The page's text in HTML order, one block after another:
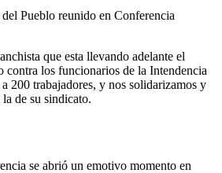
Pueblo reunido en Conferencia
que esta llevando adelante el
contra los funcionarios de la Intendencia
200 trabajadores, y nos solidarizamos y
de su sindicato.
se abrió un emotivo momento en